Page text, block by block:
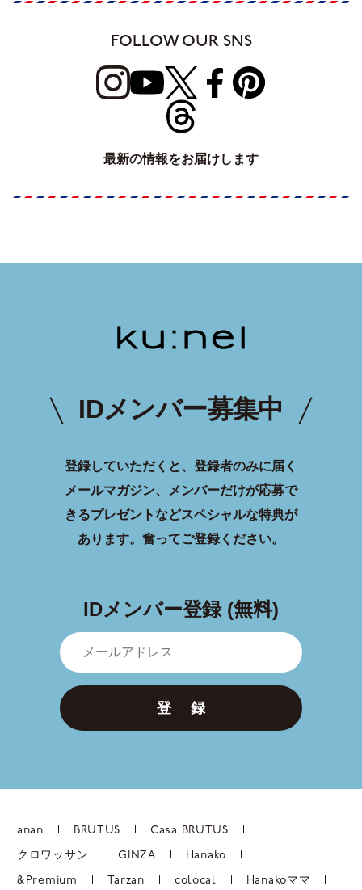
FOLLOW OUR SNS
最新の情報をお届けします
IDメンバー募集中
登録していただくと、登録者のみに届く
メールマガジン、メンバーだけが応募で
きるプレゼントなどスペシャルな特典が
あります。 奮ってご登録ください。
IDメンバー登録 (無料)
登 録
anan BRUTUS Casa BRUTUS
クロワッサン GINZA Hanako
&Premium Tarzan colocal Hanakoママ